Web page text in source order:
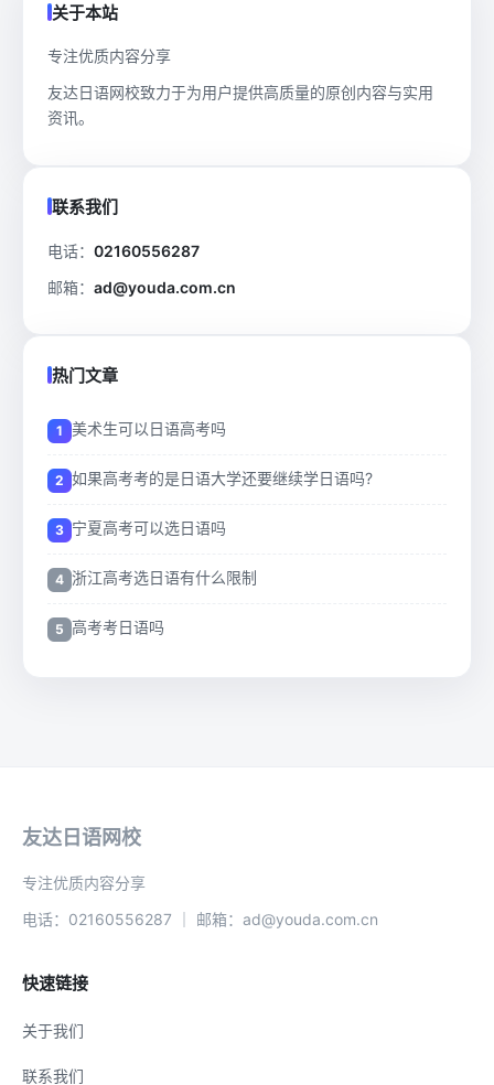
关于本站
专注优质内容分享
友达日语网校致力于为用户提供高质量的原创内容与实用
资讯。
联系我们
电话： 02160556287
邮箱： ad@youda.com.cn
热门文章
美术生可以日语高考吗
如果高考考的是日语大学还要继续学日语吗?
宁夏高考可以选日语吗
浙江高考选日语有什么限制
高考考日语吗
友达日语网校
专注优质内容分享
电话：02160556287 ｜ 邮箱：ad@youda.com.cn
快速链接
关于我们
联系我们